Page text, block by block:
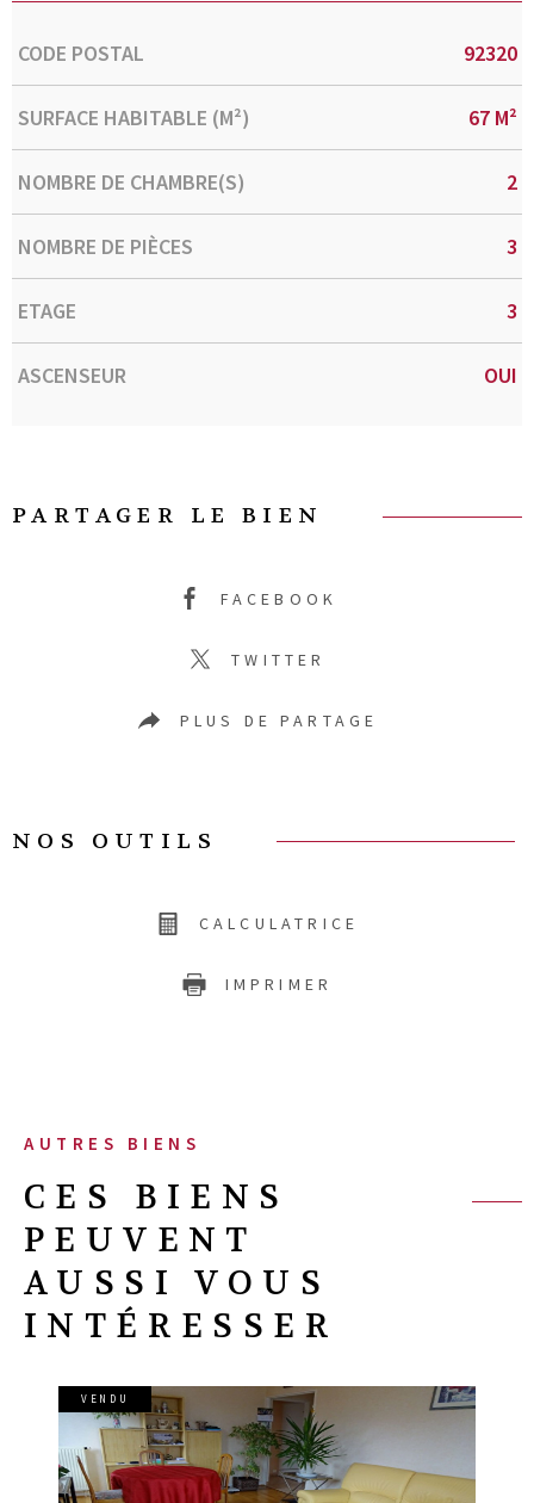
Caractérisque
CODE POSTAL 92320
SURFACE HABITABLE (M²) 67 M²
NOMBRE DE CHAMBRE(S) 2
NOMBRE DE PIÈCES 3
ETAGE 3
ASCENSEUR OUI
PARTAGER LE BIEN
FACEBOOK
TWITTER
PLUS DE PARTAGE
NOS OUTILS
CALCULATRICE
IMPRIMER
AUTRES BIENS
CES BIENS
PEUVENT
AUSSI VOUS
INTÉRESSER
VENDU